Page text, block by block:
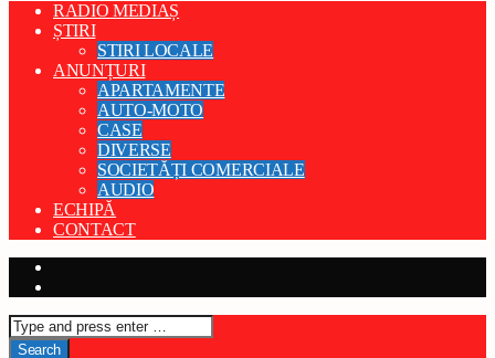
RADIO MEDIAȘ
ȘTIRI
STIRI LOCALE
ANUNȚURI
APARTAMENTE
AUTO-MOTO
CASE
DIVERSE
SOCIETĂȚI COMERCIALE
AUDIO
ECHIPĂ
CONTACT